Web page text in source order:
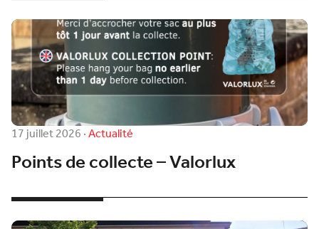
17 juillet 2026·Actualité
Points de collecte – Valorlux